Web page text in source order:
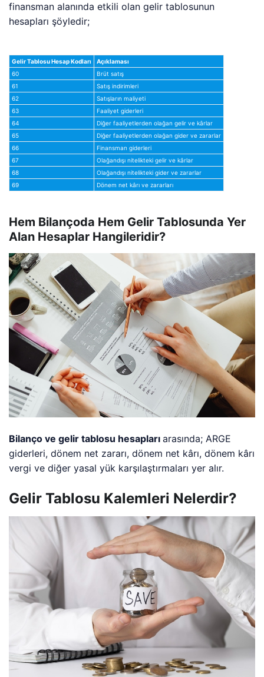
finansman alanında etkili olan gelir tablosunun
hesapları şöyledir;
Gelir Tablosu Hesap Kodları
Açıklaması
60
Brüt satış
61
Satış indirimleri
62
Satışların maliyeti
63
Faaliyet giderleri
64
Diğer faaliyetlerden olağan gelir ve kârlar
65
Diğer faaliyetlerden olağan gider ve zararlar
66
Finansman giderleri
67
Olağandışı nitelikteki gelir ve kârlar
68
Olağandışı nitelikteki gider ve zararlar
69
Dönem net kârı ve zararları
Hem Bilançoda Hem Gelir Tablosunda Yer
Alan Hesaplar Hangileridir?
Bilanço ve gelir tablosu hesaplarıarasında; ARGE
giderleri, dönem net zararı, dönem net kârı, dönem kârı
vergi ve diğer yasal yük karşılaştırmaları yer alır.
Gelir Tablosu Kalemleri Nelerdir?